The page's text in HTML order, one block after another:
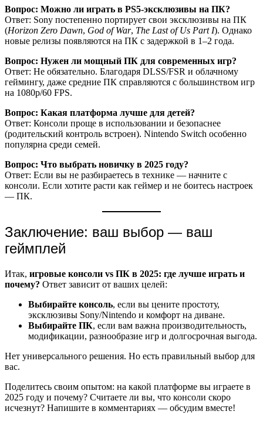
Вопрос: Можно ли играть в PS5-эксклюзивы на ПК?
Ответ: Sony постепенно портирует свои эксклюзивы на ПК
(Horizon Zero Dawn, God of War, The Last of Us Part I). Однако
новые релизы появляются на ПК с задержкой в 1–2 года.
Вопрос: Нужен ли мощный ПК для современных игр?
Ответ: Не обязательно. Благодаря DLSS/FSR и облачному
геймингу, даже средние ПК справляются с большинством игр
на 1080p/60 FPS.
Вопрос: Какая платформа лучше для детей?
Ответ: Консоли проще в использовании и безопаснее
(родительский контроль встроен). Nintendo Switch особенно
популярна среди семей.
Вопрос: Что выбрать новичку в 2025 году?
Ответ: Если вы не разбираетесь в технике — начните с
консоли. Если хотите расти как геймер и не боитесь настроек
— ПК.
Заключение: ваш выбор — ваш
геймплей
Итак, игровые консоли vs ПК в 2025: где лучше играть и
почему? Ответ зависит от ваших целей:
Выбирайте консоль, если вы цените простоту,
эксклюзивы Sony/Nintendo и комфорт на диване.
Выбирайте ПК, если вам важна производительность,
модификации, разнообразие игр и долгосрочная выгода.
Нет универсального решения. Но есть правильный выбор для
вас.
Поделитесь своим опытом: на какой платформе вы играете в
2025 году и почему? Считаете ли вы, что консоли скоро
исчезнут? Напишите в комментариях — обсудим вместе!